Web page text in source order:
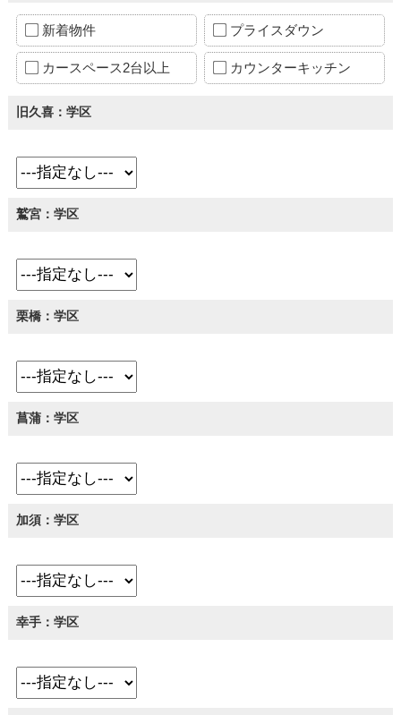
新着物件 プライスダウン
カースペース2台以上 カウンターキッチン
旧久喜：学区
鷲宮：学区
栗橋：学区
菖蒲：学区
加須：学区
幸手：学区